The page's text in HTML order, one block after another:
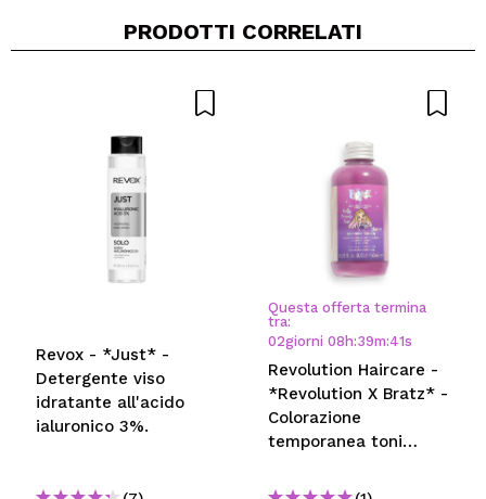
PRODOTTI CORRELATI
Revox - *Just* -
Detergente viso
idratante all'acido
ialuronico 3%.
Questa offerta termina
tra:
02giorni 08h:39m:41s
Revolution Haircare -
*Revolution X Bratz* -
Colorazione
temporanea toni
Princess Rose